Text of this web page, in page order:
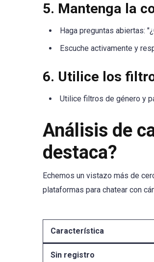
5. Mantenga la
Haga preguntas abiertas:
Escuche activamente y
6. Utilice los
Utilice filtros de género y
Análisis de
destaca?
Echemos un vistazo más de
plataformas para chatear con
Característica
Sin registro